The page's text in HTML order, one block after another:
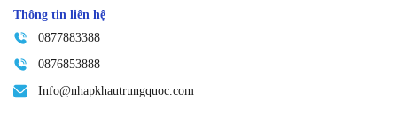
Thông tin liên hệ
0877883388
0876853888
Info@nhapkhautrungquoc.com